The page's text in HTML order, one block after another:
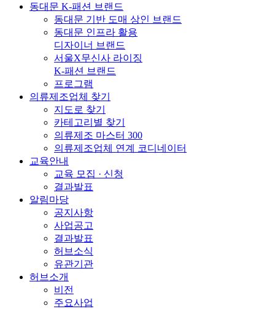
동대문 K-패션 브랜드
동대문 기반 도매 상인 브랜드
동대문 인프라 활용
디자이너 브랜드
서울X무신사 라이징
K-패션 브랜드
프로그램
의류제조업체 찾기
지도로 찾기
카테고리별 찾기
의류제조 마스터 300
의류제조업체 연계 코디네이터
교육안내
교육 모집 · 신청
결과발표
알림마당
공지사항
사업공고
결과발표
허브소식
유관기관
허브소개
비전
주요사업